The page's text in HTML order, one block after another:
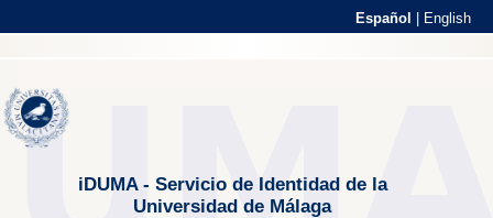
Español English
iDUMA - Servicio de Identidad de la
Universidad de Málaga